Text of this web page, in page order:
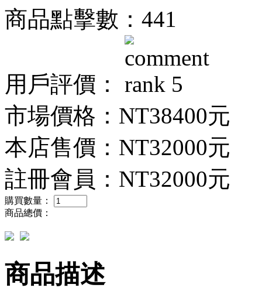
商品點擊數：441
用戶評價：
市場價格： NT38400元
本店售價： NT32000元
註冊會員： NT32000元
購買數量：
商品總價：
商品描述